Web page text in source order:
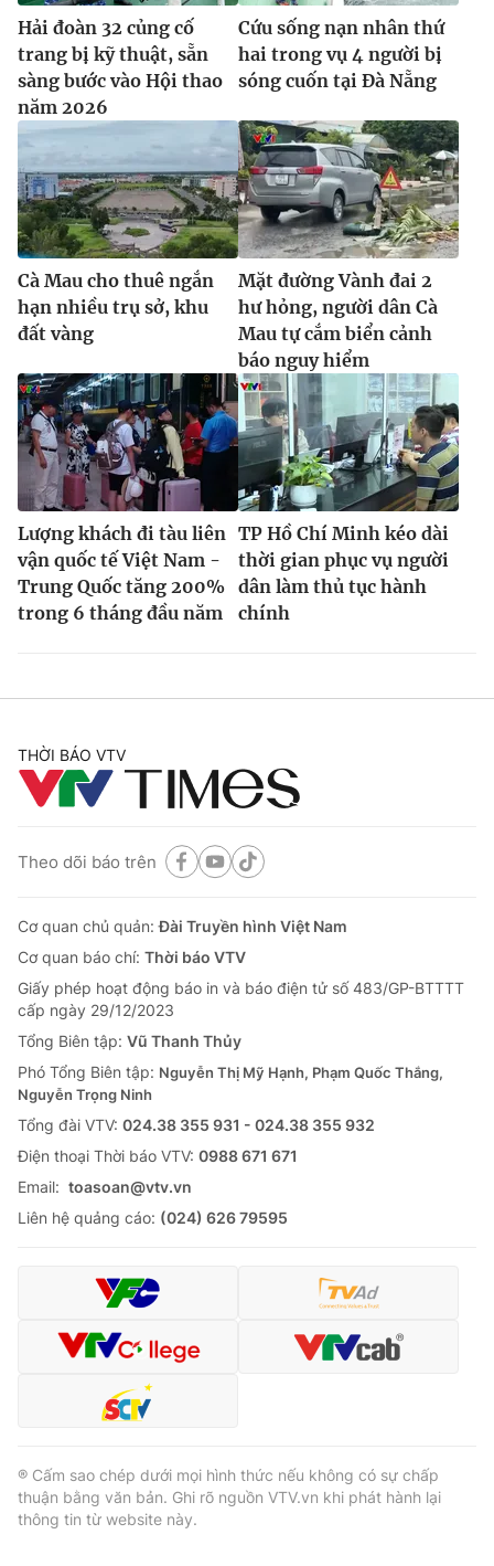
Hải đoàn 32 củng cố
trang bị kỹ thuật, sẵn
sàng bước vào Hội thao
năm 2026
Cứu sống nạn nhân thứ
hai trong vụ 4 người bị
sóng cuốn tại Đà Nẵng
Cà Mau cho thuê ngắn
hạn nhiều trụ sở, khu
đất vàng
Mặt đường Vành đai 2
hư hỏng, người dân Cà
Mau tự cắm biển cảnh
báo nguy hiểm
Lượng khách đi tàu liên
vận quốc tế Việt Nam -
Trung Quốc tăng 200%
trong 6 tháng đầu năm
TP Hồ Chí Minh kéo dài
thời gian phục vụ người
dân làm thủ tục hành
chính
THỜI BÁO VTV
Theo dõi báo trên
Cơ quan chủ quản:Đài Truyền hình Việt Nam
Cơ quan báo chí: Thời báo VTV
Giấy phép hoạt động báo in và báo điện tử số 483/GP-BTTTT
cấp ngày 29/12/2023
Tổng Biên tập: Vũ Thanh Thủy
Phó Tổng Biên tập: Nguyễn Thị Mỹ Hạnh, Phạm Quốc Thắng,
Nguyễn Trọng Ninh
Tổng đài VTV: 024.38 355 931 - 024.38 355 932
Ðiện thoại Thời báo VTV: 0988 671 671
Email: toasoan@vtv.vn
Liên hệ quảng cáo: (024) 626 79595
® Cấm sao chép dưới mọi hình thức nếu không có sự chấp
thuận bằng văn bản. Ghi rõ nguồn VTV.vn khi phát hành lại
thông tin từ website này.